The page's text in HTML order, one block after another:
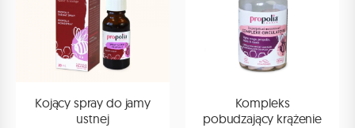
Kojący spray do jamy
ustnej
Kompleks
pobudzający krążenie